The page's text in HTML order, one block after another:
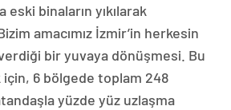
eski binaların yıkılarak
amacımız İzmir’in herkesin
bir yuvaya dönüşmesi. Bu
için, 6 bölgede toplam 248
yüzde yüz uzlaşma